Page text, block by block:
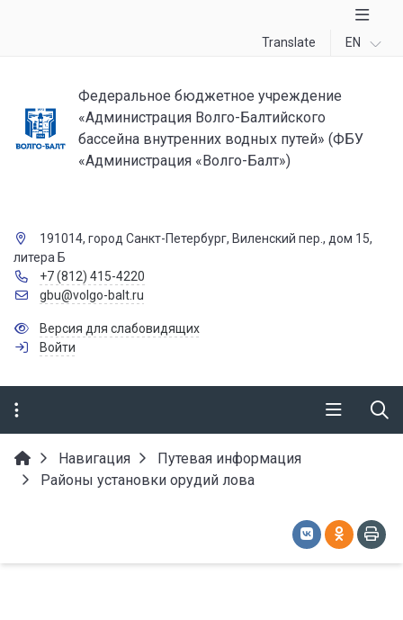
Translate EN
Федеральное бюджетное учреждение
«Администрация Волго-Балтийского
бассейна внутренних водных путей» (ФБУ
«Администрация «Волго-Балт»)
191014, город Санкт-Петербург, Виленский пер., дом 15,
литера Б
+7 (812) 415-4220
gbu@volgo-balt.ru
Версия для слабовидящих
Войти
Навигация
Путевая информация
Районы установки орудий лова